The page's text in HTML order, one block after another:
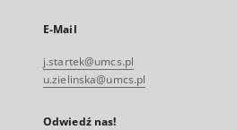
E-Mail
j.startek@umcs.pl
u.zielinska@umcs.pl
Odwiedź nas!